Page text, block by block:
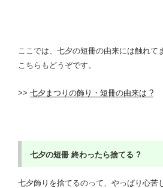
ここでは、七夕の短冊の由来には触れて
こちらもどうぞです。
>> 七夕まつりの飾り・短冊の由来は ?
七夕の短冊 終わったら捨てる ?
七夕飾りを捨てるのって、やっぱり心苦